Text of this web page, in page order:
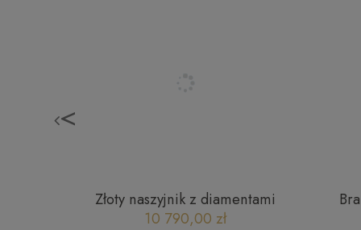
<
Złoty naszyjnik z diamentami
Bizzotto AU-750 NE07-N0YW-D
10 790,00 zł